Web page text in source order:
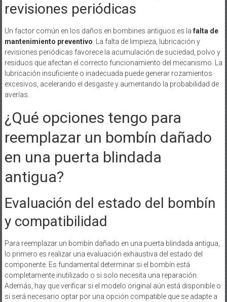
revisiones periódicas
Un factor común en los daños en bombines antiguos es la falta de
mantenimiento preventivo . La falta de limpieza, lubricación y
revisiones periódicas favorece la acumulación de suciedad, polvo y
residuos que afectan el correcto funcionamiento del mecanismo. La
lubricación insuficiente o inadecuada puede generar rozamientos
excesivos, acelerando el desgaste y aumentando la probabilidad de
averías.
¿Qué opciones tengo para
reemplazar un bombín dañado
en una puerta blindada
antigua?
Evaluación del estado del bombín
y compatibilidad
Para reemplazar un bombín dañado en una puerta blindada antigua,
lo primero es realizar una evaluación exhaustiva del estado del
componente. Es fundamental determinar si el bombín está
completamente inutilizado o si solo necesita una reparación.
Además, hay que verificar si el modelo original aún está disponible o
si será necesario optar por una opción compatible que se adapte a